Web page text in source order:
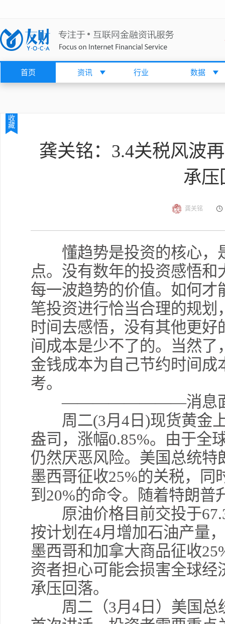
首页 资讯 行业 数据
收
藏
龚关铭：3.4关税风波
承压
龚关铭
懂趋势是投资的核心，
点。没有数年的投资感悟
每一波趋势的价值。如何
笔投资进行恰当合理的规
时间去感悟，没有其他更
间成本是少不了的。当然
金钱成本为自己节约时间
考。
————————消息
周二(3月4日)现货黄金上
盎司，涨幅0.85%。由于全
仍然厌恶风险。美国总统
墨西哥征收25%的关税，同
到20%的命令。随着特朗普
原油价格目前交投于67.3
按计划在4月增加石油产量
墨西哥和加拿大商品征收
资者担心可能会损害全球
承压回落。
周二（3月4日）美国总